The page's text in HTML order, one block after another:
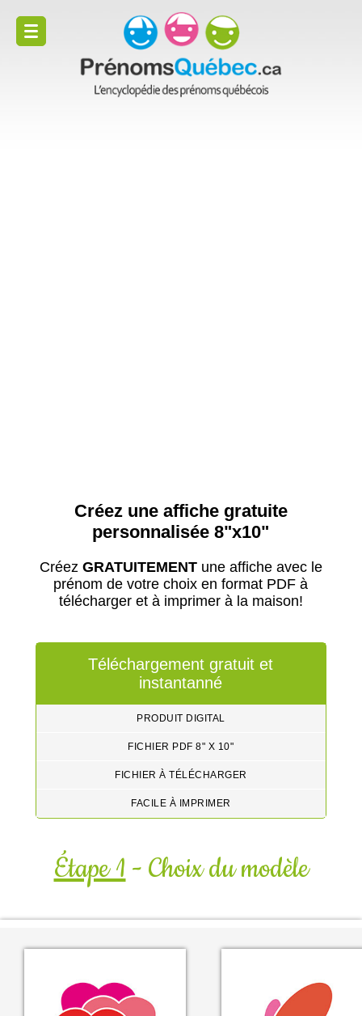
Créez une affiche gratuite
personnalisée 8"x10"
Créez GRATUITEMENTune affiche avec le
prénom de votre choix en format PDF à
télécharger et à imprimer à la maison!
Téléchargement gratuit et
instantanné
PRODUIT DIGITAL
FICHIER PDF 8" X 10"
FICHIER À TÉLÉCHARGER
FACILE À IMPRIMER
Étape 1- Choix du modèle